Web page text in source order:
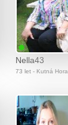
Nella43
73 let - Kutná Hora.